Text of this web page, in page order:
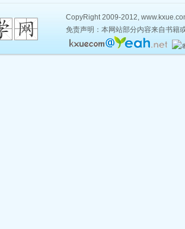
CopyRight 2009-2012,
免责声明：本网站部分内容来自书籍